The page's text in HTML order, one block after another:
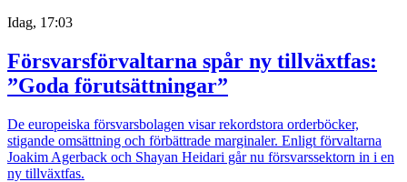
Idag, 17:03
Försvarsförvaltarna spår ny tillväxtfas:
”Goda förutsättningar”
De europeiska försvarsbolagen visar rekordstora orderböcker,
stigande omsättning och förbättrade marginaler. Enligt förvaltarna
Joakim Agerback och Shayan Heidari går nu försvarssektorn in i en
ny tillväxtfas.